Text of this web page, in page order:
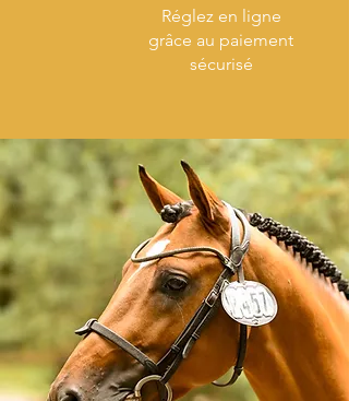
Réglez en ligne
grâce au paiement
sécurisé